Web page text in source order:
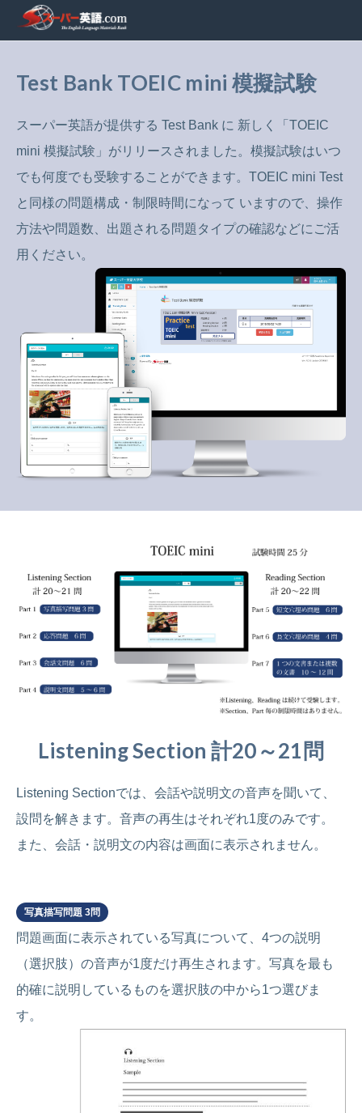
Test Bank TOEIC mini 模擬試験
スーパー英語が提供する Test Bank に 新しく「TOEIC
mini 模擬試験」がリリースされました。模擬試験はいつ
でも何度でも受験することができます。TOEIC mini Test
と同様の問題構成・制限時間になって いますので、操作
方法や問題数、出題される問題タイプの確認などにご活
用ください。
Listening Section 計20～21問
Listening Sectionでは、会話や説明文の音声を聞いて、
設問を解きます。音声の再生はそれぞれ1度のみです。
また、会話・説明文の内容は画面に表示されません。
写真描写問題 3問
問題画面に表示されている写真について、4つの説明
（選択肢）の音声が1度だけ再生されます。写真を最も
的確に説明しているものを選択肢の中から1つ選びま
す。